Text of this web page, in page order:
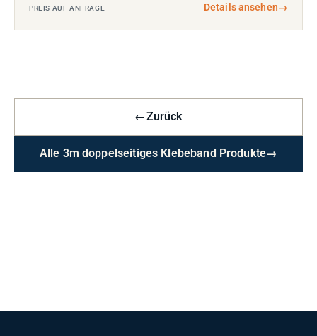
PREIS AUF ANFRAGE Details ansehen→
←Zurück
Alle 3m doppelseitiges Klebeband Produkte→